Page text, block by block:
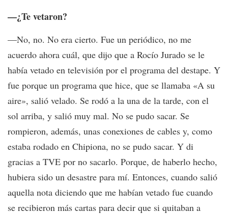
—¿Te vetaron?
—No, no. No era cierto. Fue un periódico, no me
acuerdo ahora cuál, que dijo que a Rocío Jurado se le
había vetado en televisión por el programa del destape. Y
fue porque un programa que hice, que se llamaba «A su
aire», salió velado. Se rodó a la una de la tarde, con el
sol arriba, y salió muy mal. No se pudo sacar. Se
rompieron, además, unas conexiones de cables y, como
estaba rodado en Chipiona, no se pudo sacar. Y di
gracias a TVE por no sacarlo. Porque, de haberlo hecho,
hubiera sido un desastre para mí. Entonces, cuando salió
aquella nota diciendo que me habían vetado fue cuando
se recibieron más cartas para decir que si quitaban a